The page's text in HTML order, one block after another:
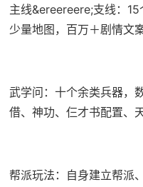
主线&ereereere;支线：
少量地图，百万＋剧情文
武学问：十个余类兵器，
借、神功、仨才书配置、
帮派玩法：自身建立帮派